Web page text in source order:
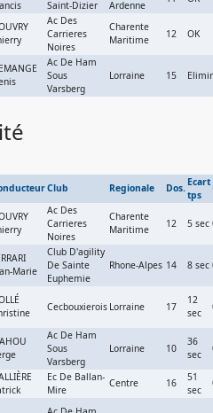
Saint-Dizier
Ardenne
Ac Des
Carrieres
Noires
Charente
Maritime
12 OK
Ac De Ham
Sous
Varsberg
Lorraine 15
Club Regionale Dos. Ecart
tps
Ac Des
Carrieres
Noires
Charente
Maritime
12 5 sec
Marie
Club D'agility
De Sainte
Euphemie
Rhone-Alpes 14 8 sec
Cecbouxierois Lorraine 17
12
sec
Ac De Ham
Sous
Varsberg
Lorraine 10
36
sec
Ec De Ballan-
Mire
Centre 16
51
sec